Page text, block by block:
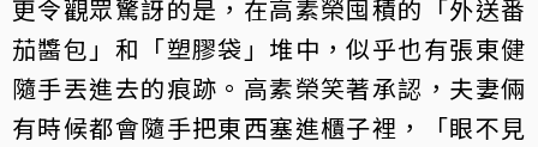
更令觀眾驚訝的是，在高素榮囤積的「外送番
茄醬包」和「塑膠袋」堆中，似乎也有張東健
隨手丟進去的痕跡。高素榮笑著承認，夫妻倆
有時候都會隨手把東西塞進櫃子裡，「眼不見